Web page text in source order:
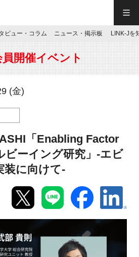
JP／EN
ビュー・コラム ニュース・掲示板 LINK-Jを
員開催イベント
(金)
「Enabling Factor
ビーイング研究」-エビ
装に向けて-